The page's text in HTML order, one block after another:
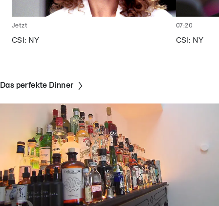
CSI: NY
Jetzt
CSI: NY
07:20
Das perfekte Dinner